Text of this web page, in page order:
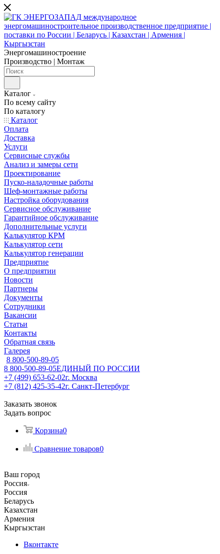
Энергомашиностроение
Производство | Монтаж
Каталог
По всему сайту
По каталогу
Каталог
Оплата
Доставка
Услуги
Сервисные службы
Анализ и замеры сети
Проектирование
Пуско-наладочные работы
Шеф-монтажные работы
Настройка оборудования
Сервисное обслуживание
Гарантийное обслуживание
Дополнительные услуги
Калькулятор КРМ
Калькулятор сети
Калькулятор генерации
Предприятие
О предприятии
Новости
Партнеры
Документы
Сотрудники
Вакансии
Статьи
Контакты
Обратная связь
Галерея
8 800-500-89-05
8 800-500-89-05ЕДИНЫЙ ПО РОССИИ
+7 (499) 653-62-02г. Москва
+7 (812) 425-35-42г. Санкт-Петербург
Заказать звонок
Задать вопрос
Корзина0
Сравнение товаров0
Ваш город
Россия
Россия
Беларусь
Казахстан
Армения
Кыргызстан
Вконтакте